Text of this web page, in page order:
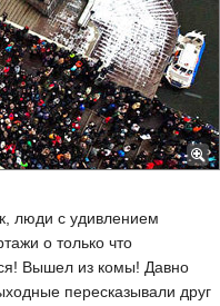
люди с удивлением
о только что
Вышел из комы! Давно
пересказывали друг